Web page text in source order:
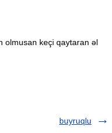
olmusan keçi qaytaran əl
buyruqlu